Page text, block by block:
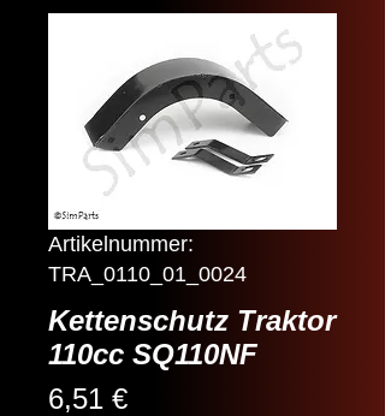
Artikelnummer:
TRA_0110_01_0024
Kettenschutz Traktor
110cc SQ110NF
6,51 €Preis